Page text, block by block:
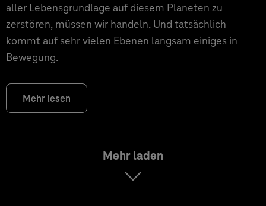
aller Lebensgrundlage auf diesem Planeten zu
zerstören, müssen wir handeln. Und tatsächlich
kommt auf sehr vielen Ebenen langsam einiges in
Bewegung.
Mehr lesen
Mehr laden